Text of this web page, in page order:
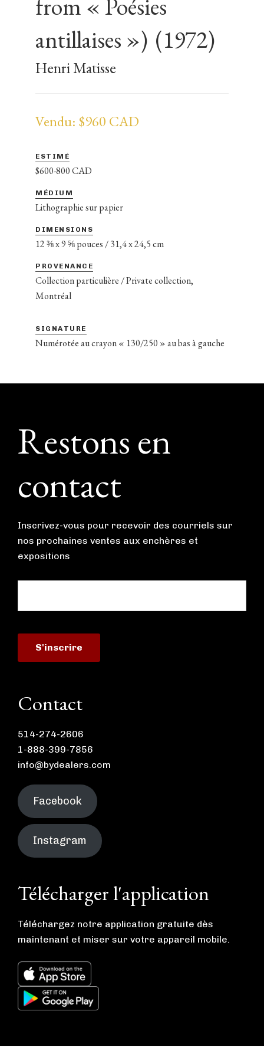
from « Poésies
antillaises ») (1972)
Henri Matisse
Vendu: $960 CAD
ESTIMÉ
$600-800 CAD
MÉDIUM
Lithographie sur papier
DIMENSIONS
12 ⅜ x 9 ⅝ pouces / 31,4 x 24,5 cm
PROVENANCE
Collection particulière / Private collection,
Montréal
SIGNATURE
Numérotée au crayon « 130/250 » au bas à gauche
Footer
Restons en
contact
Inscrivez-vous pour recevoir des courriels sur
nos prochaines ventes aux enchères et
expositions
Contact
514-274-2606
1-888-399-7856
info@bydealers.com
Facebook
Instagram
Télécharger l'application
Téléchargez notre application gratuite dès
maintenant et miser sur votre appareil mobile.